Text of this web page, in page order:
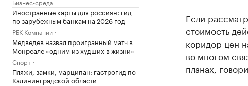
Иностранные карты для россиян: гид
по зарубежным банкам на 2026 год
РБК Компании
Медведев назвал проигранный матч в
Монреале «одним из худших в жизни»
Спорт
Пляжи, замки, марципан: гастрогид по
Калининградской области
Если
стоимость
коридор цен
во многом
планах,